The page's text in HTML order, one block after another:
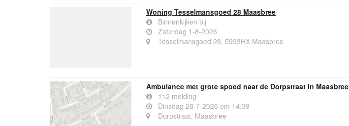
Woning Tesselmansgoed 28 Maasbree
Binnenkijken bij
Zaterdag 1-8-2026
Tesselmansgoed 28, 5993HX Maasbree
Ambulance met grote spoed naar de Dorpstraat in Maasbree
112 melding
Dinsdag 28-7-2026 om 14:39
Dorpstraat, Maasbree